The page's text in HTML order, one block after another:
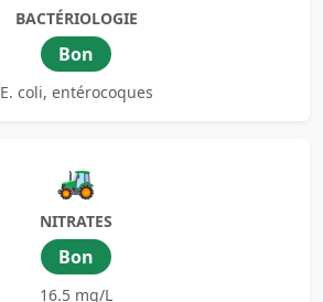
BACTÉRIOLOGIE
Bon
E. coli, entérocoques
🚜
NITRATES
Bon
16.5 mg/L